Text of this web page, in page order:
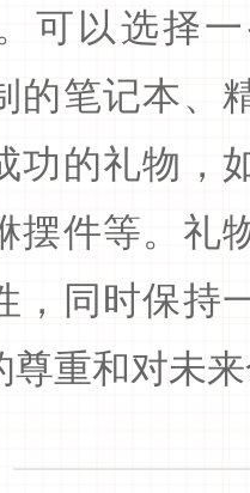
可以选择
的笔记本、
功的礼物，
摆件等。礼
，同时保持
尊重和对未